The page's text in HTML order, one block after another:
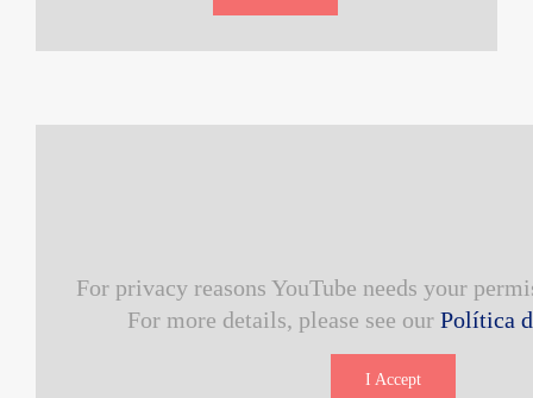
For privacy reasons YouTube needs your
For more details, please see our Política
I Accept